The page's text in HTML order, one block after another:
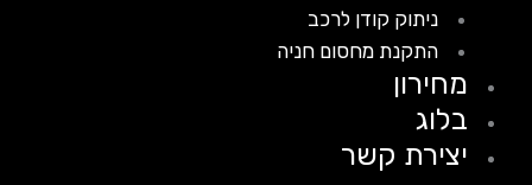
ניתוק קודן לרכב
התקנת מחסום חניה
מחירון
בלוג
יצירת קשר